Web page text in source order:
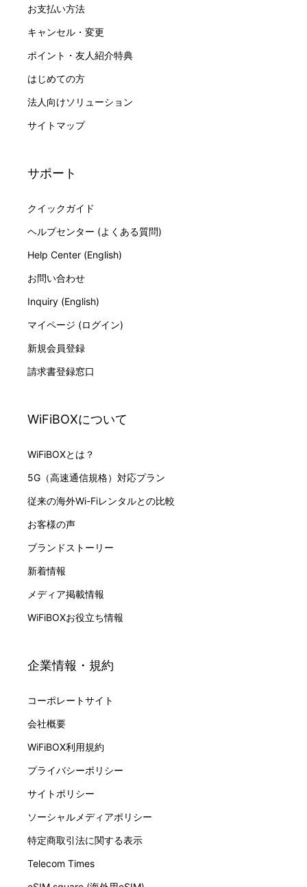
お支払い方法
キャンセル・変更
ポイント・友人紹介特典
はじめての方
法人向けソリューション
サイトマップ
サポート
クイックガイド
ヘルプセンター (よくある質問)
Help Center (English)
お問い合わせ
Inquiry (English)
マイページ (ログイン)
新規会員登録
請求書登録窓口
WiFiBOXについて
WiFiBOXとは？
5G（高速通信規格）対応プラン
従来の海外Wi-Fiレンタルとの比較
お客様の声
ブランドストーリー
新着情報
メディア掲載情報
WiFiBOXお役立ち情報
企業情報・規約
コーポレートサイト
会社概要
WiFiBOX利用規約
プライバシーポリシー
サイトポリシー
ソーシャルメディアポリシー
特定商取引法に関する表示
Telecom Times